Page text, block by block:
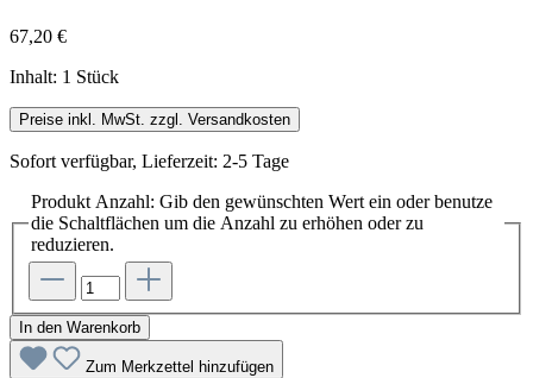
67,20 €
Inhalt: 1 Stück
Preise inkl. MwSt. zzgl. Versandkosten
Sofort verfügbar, Lieferzeit: 2-5 Tage
Produkt Anzahl: Gib den gewünschten Wert ein oder benutze
die Schaltflächen um die Anzahl zu erhöhen oder zu
reduzieren.
In den Warenkorb
Zum Merkzettel hinzufügen